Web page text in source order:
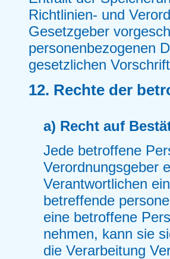
Richtlinien- und
Gesetzgeber
personenbezogenen
gesetzlichen
12. Rechte der
a) Recht auf
Jede betroffene
Verordnungsgeber
Verantwortlichen
betreffende
eine betroffene
nehmen, kann sie
die Verarbeitung